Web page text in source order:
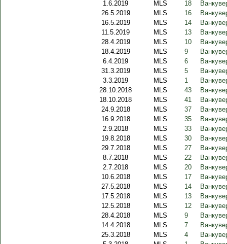
1.6.2019 MLS 18
26.5.2019
MLS 16
16.5.2019
MLS 14
11.5.2019
MLS 13
28.4.2019
MLS 10
18.4.2019
MLS 9
6.4.2019
MLS 6
31.3.2019
MLS 5
3.3.2019
MLS 1
28.10.2018
MLS 43
18.10.2018
MLS 41
24.9.2018
MLS 37
16.9.2018
MLS 35
2.9.2018
MLS 33
19.8.2018
MLS 30
29.7.2018
MLS 27
8.7.2018
MLS 22
2.7.2018
MLS 20
10.6.2018
MLS 17
27.5.2018
MLS 14
17.5.2018
MLS 13
12.5.2018
MLS 12
28.4.2018
MLS 9
14.4.2018
MLS 7
25.3.2018
MLS 4